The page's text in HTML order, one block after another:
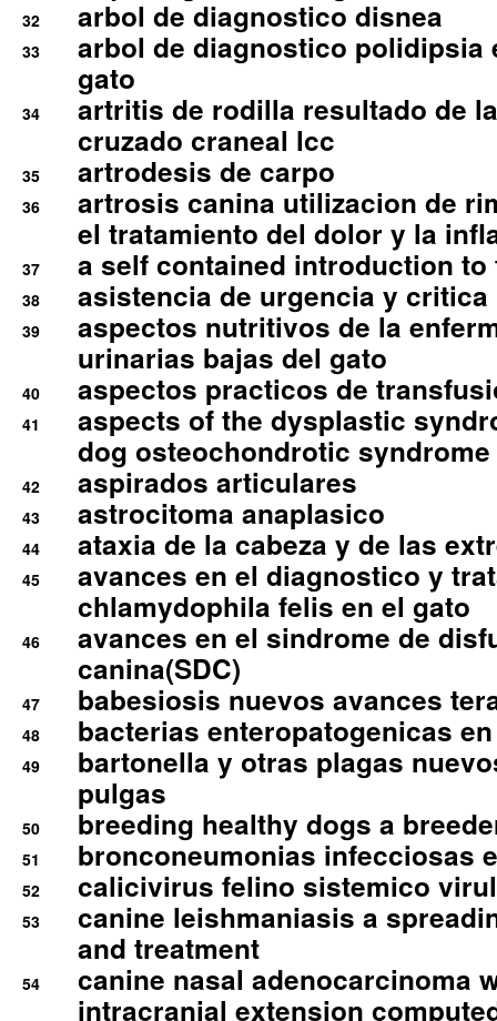
32 arbol de diagnostico disnea
33
arbol de diagnostico polidipsia
gato
34
artritis de rodilla resultado de
cruzado craneal lcc
35 artrodesis de carpo
36
artrosis canina utilizacion de
el tratamiento del dolor y la
37 a self contained introduction
38 asistencia de urgencia y
39
aspectos nutritivos de la
urinarias bajas del gato
40 aspectos practicos de
41
aspects of the dysplastic
dog osteochondrotic syndrome
42 aspirados articulares
43 astrocitoma anaplasico
44 ataxia de la cabeza y de las
45
avances en el diagnostico y
chlamydophila felis en el gato
46
avances en el sindrome de
canina(SDC)
47 babesiosis nuevos avances
48 bacterias enteropatogenicas
49
bartonella y otras plagas
pulgas
50 breeding healthy dogs a
51 bronconeumonias infecciosas
52 calicivirus felino sistemico
53
canine leishmaniasis a
and treatment
54
canine nasal adenocarcinoma
intracranial extension